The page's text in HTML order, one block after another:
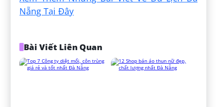
Nẵng Tại Đây
Bài Viết Liên Quan